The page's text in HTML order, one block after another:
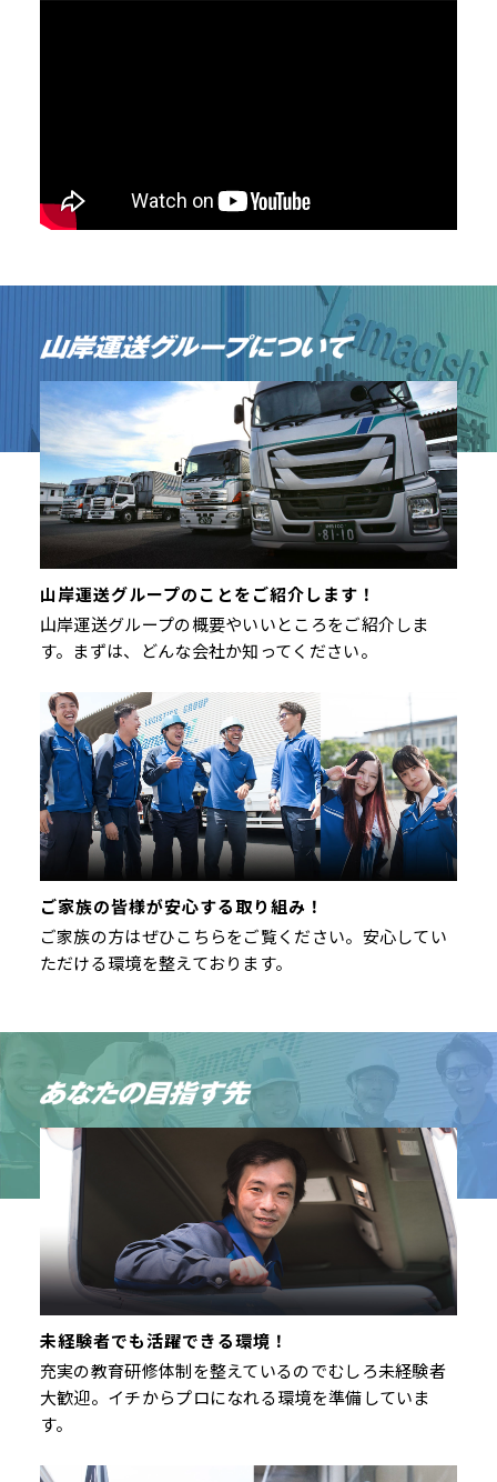
山岸運送グループのことをご紹介します！
山岸運送グループの概要やいいところをご紹介しま
す。まずは、どんな会社か知ってください。
ご家族の皆様が安心する取り組み！
ご家族の方はぜひこちらをご覧ください。安心してい
ただける環境を整えております。
未経験者でも活躍できる環境！
充実の教育研修体制を整えているのでむしろ未経験者
大歓迎。イチからプロになれる環境を準備していま
す。